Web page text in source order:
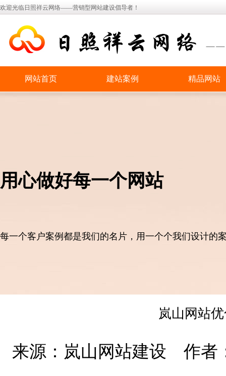
欢迎光临日照祥云网络——营销型网站建设倡导者！
网站首页 建站案例 精品网站
用心做好每一个网站
每一个客户案例都是我们的名片，用一个个我们设计的
岚山网站
来源：岚山网站建设 作